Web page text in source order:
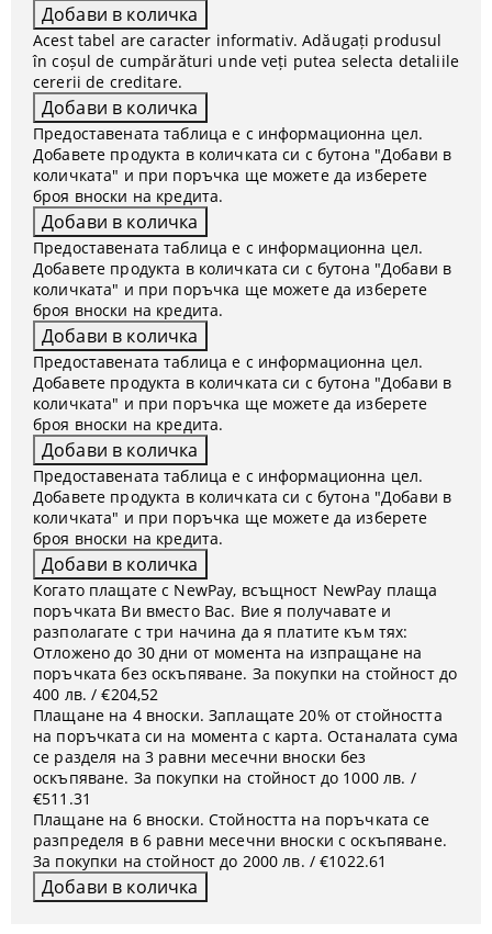
Acest tabel are caracter informativ. Adăugați produsul
în coșul de cumpărături unde veți putea selecta detaliile
cererii de creditare.
Предоставената таблица е с информационна цел.
Добавете продукта в количката си с бутона "Добави в
количката" и при поръчка ще можете да изберете
броя вноски на кредита.
Предоставената таблица е с информационна цел.
Добавете продукта в количката си с бутона "Добави в
количката" и при поръчка ще можете да изберете
броя вноски на кредита.
Предоставената таблица е с информационна цел.
Добавете продукта в количката си с бутона "Добави в
количката" и при поръчка ще можете да изберете
броя вноски на кредита.
Предоставената таблица е с информационна цел.
Добавете продукта в количката си с бутона "Добави в
количката" и при поръчка ще можете да изберете
броя вноски на кредита.
Когато плащате с NewPay, всъщност NewPay плаща
поръчката Ви вместо Вас. Вие я получавате и
разполагате с три начина да я платите към тях:
Отложено до 30 дни от момента на изпращане на
поръчката без оскъпяване. За покупки на стойност до
400 лв. / €204,52
Плащане на 4 вноски. Заплащате 20% от стойността
на поръчката си на момента с карта. Останалата сума
се разделя на 3 равни месечни вноски без
оскъпяване. За покупки на стойност до 1000 лв. /
€511.31
Плащане на 6 вноски. Стойността на поръчката се
разпределя в 6 равни месечни вноски с оскъпяване.
За покупки на стойност до 2000 лв. / €1022.61